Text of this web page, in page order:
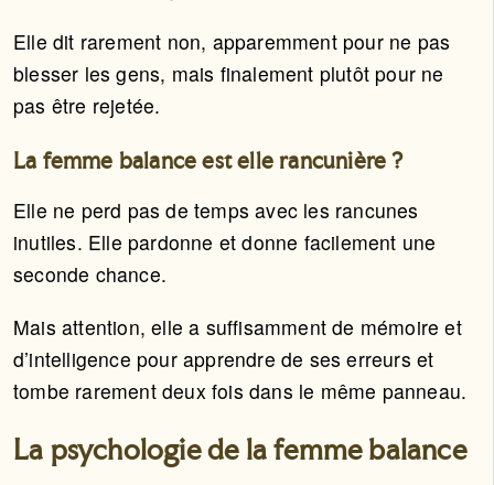
Elle dit rarement non, apparemment pour ne pas
blesser les gens, mais finalement plutôt pour ne
pas être rejetée.
La femme balance est elle rancunière ?
Elle ne perd pas de temps avec les rancunes
inutiles. Elle pardonne et donne facilement une
seconde chance.
Mais attention, elle a suffisamment de mémoire et
d’intelligence pour apprendre de ses erreurs et
tombe rarement deux fois dans le même panneau.
La psychologie de la femme balance